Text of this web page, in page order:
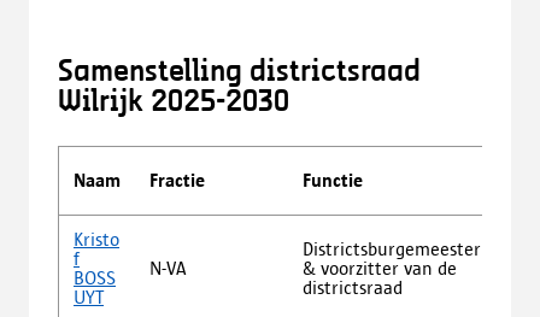
Samenstelling districtsraad
Wilrijk 2025-2030
Naam Fractie Functie
Kristo
f
BOSS
UYT
N-VA
Districtsburgemeester
& voorzitter van de
districtsraad